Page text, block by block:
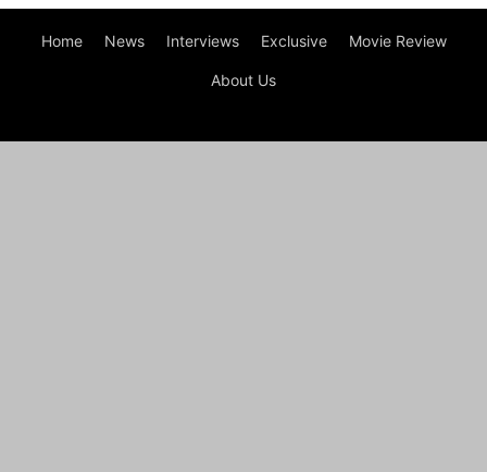
Home News Interviews Exclusive Movie Review
About Us